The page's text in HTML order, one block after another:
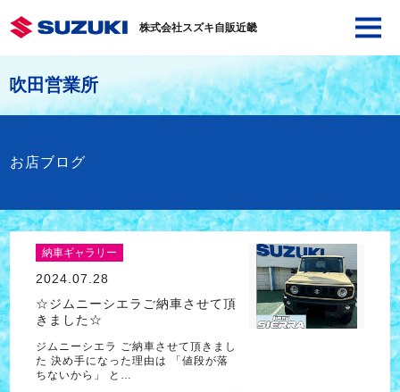
株式会社スズキ自販近畿
吹田営業所
お店ブログ
納車ギャラリー
2024.07.28
☆ジムニーシエラご納車させて頂
きました☆
ジムニーシエラ ご納車させて頂きまし
た 決め手になった理由は 「値段が落
ちないから」 と…